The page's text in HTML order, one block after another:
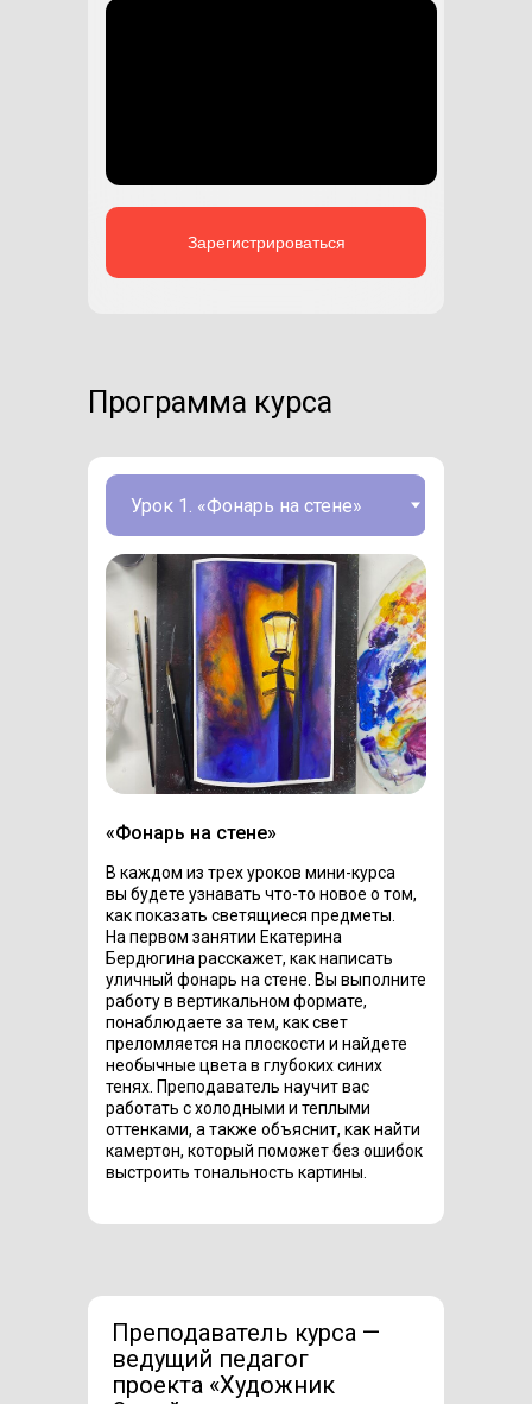
Зарегистрироваться
Программа курса
«Фонарь на стене»
В каждом из трех уроков мини-курса
вы будете узнавать что-то новое о том,
как показать светящиеся предметы.
На первом занятии Екатерина
Бердюгина расскажет, как написать
уличный фонарь на стене. Вы выполните
работу в вертикальном формате,
понаблюдаете за тем, как свет
преломляется на плоскости и найдете
необычные цвета в глубоких синих
тенях. Преподаватель научит вас
работать с холодными и теплыми
оттенками, а также объяснит, как найти
камертон, который поможет без ошибок
выстроить тональность картины.
Преподаватель курса —
ведущий педагог
проекта «Художник